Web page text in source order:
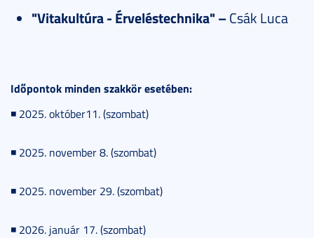
"Vitakultúra - Érveléstechnika" –Csák Luca
Időpontok minden szakkör esetében:
◾ 2025. október11. (szombat)
◾ 2025. november 8. (szombat)
◾ 2025. november 29. (szombat)
◾ 2026. január 17. (szombat)